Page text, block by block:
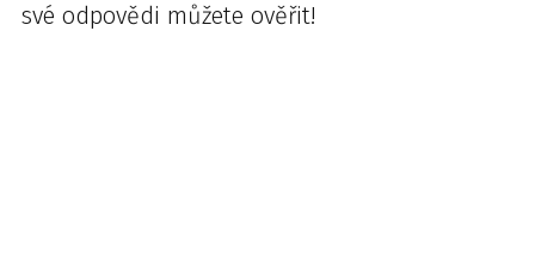
své odpovědi můžete ověřit!